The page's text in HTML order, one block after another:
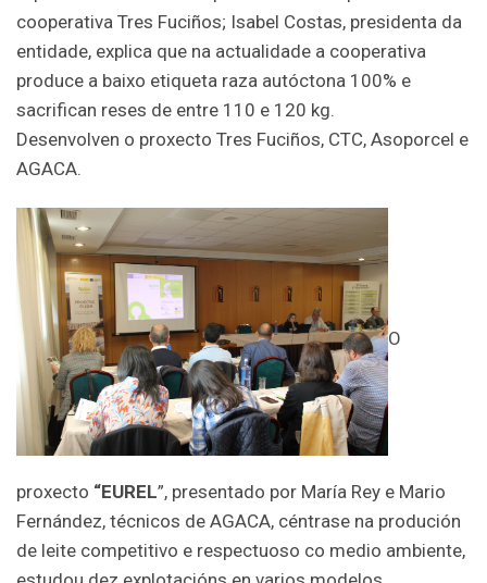
cooperativa Tres Fuciños; Isabel Costas, presidenta da
entidade, explica que na actualidade a cooperativa
produce a baixo etiqueta raza autóctona 100% e
sacrifican reses de entre 110 e 120 kg.
Desenvolven o proxecto Tres Fuciños, CTC, Asoporcel e
AGACA.
O
proxecto “EUREL”, presentado por María Rey e Mario
Fernández, técnicos de AGACA, céntrase na produción
de leite competitivo e respectuoso co medio ambiente,